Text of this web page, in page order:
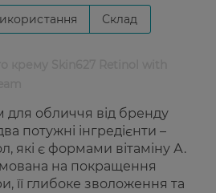
Склад
для обличчя від бренду
потужні інгредієнти –
які є формами вітаміну А.
на покращення
її глибоке зволоження та